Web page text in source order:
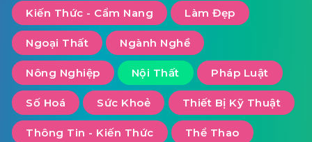
Kiến Thức - Cẩm Nang Làm Đẹp
Ngoại Thất Ngành Nghề
Nông Nghiệp Nội Thất Pháp Luật
Số Hoá Sức Khoẻ Thiết Bị Kỹ Thuật
Thông Tin - Kiến Thức Thể Thao